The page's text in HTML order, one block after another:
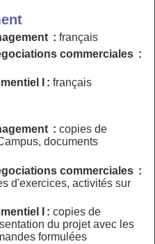
: français
commerciales :
I : français
: copies de
documents
commerciales :
d'exercices, activités sur
I : copies de
du projet avec les
formulées